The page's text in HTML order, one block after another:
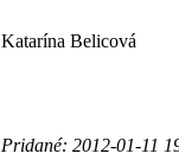
Katarína Belicová
Pridané: 2012-01-11